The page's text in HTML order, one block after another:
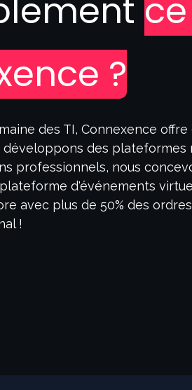
?
des TI, Connexence
développons des plateformes
professionnels, nous
d'événements
avec plus de 50% des
!